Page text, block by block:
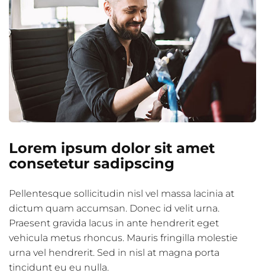
Lorem ipsum dolor sit amet
consetetur sadipscing
Pellentesque sollicitudin nisl vel massa lacinia at
dictum quam accumsan. Donec id velit urna.
Praesent gravida lacus in ante hendrerit eget
vehicula metus rhoncus. Mauris fringilla molestie
urna vel hendrerit. Sed in nisl at magna porta
tincidunt eu eu nulla.